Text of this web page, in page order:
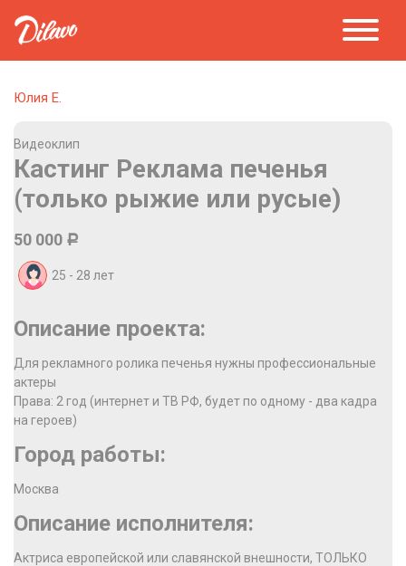
Юлия Е.
Видеоклип
Кастинг Реклама печенья
(только рыжие или русые)
50 000 Р
25 - 28 лет
Описание проекта:
Для рекламного ролика печенья нужны профессиональные
актеры
Права: 2 год (интернет и ТВ РФ, будет по одному - два кадра
на героев)
Город работы:
Москва
Описание исполнителя:
Актриса европейской или славянской внешности, ТОЛЬКО